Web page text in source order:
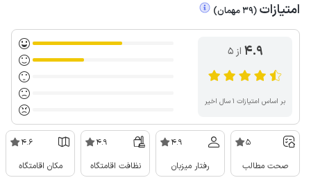
امتیازات (
39مهمان)
4.9 از ۵
بر اساس امتیازات ۱ سال اخیر
5
صحت مطالب
4.9
رفتار میزبان
4.9
نظافت اقامتگاه
4.6
مکان اقامتگاه